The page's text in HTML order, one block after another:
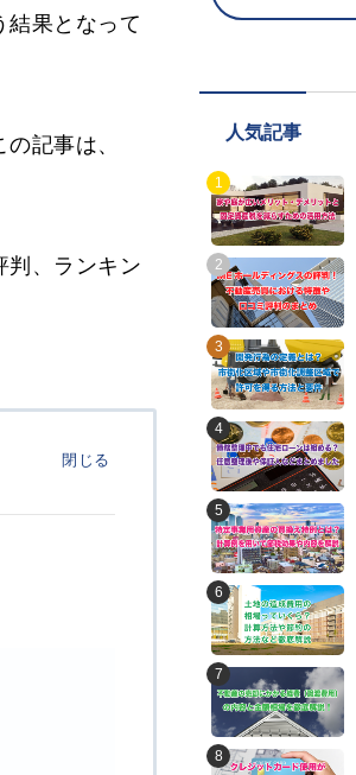
結果となって
記事は、
判、ランキン
閉じる
人気記事